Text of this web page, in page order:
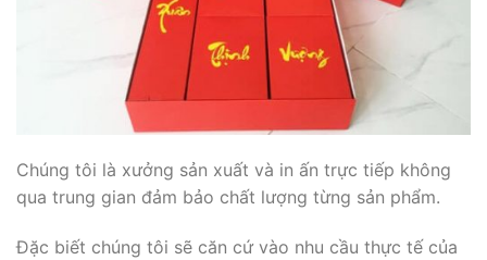
Chúng tôi là xưởng sản xuất và in ấn trực tiếp không
qua trung gian đảm bảo chất lượng từng sản phẩm.
Đặc biết chúng tôi sẽ căn cứ vào nhu cầu thực tế của